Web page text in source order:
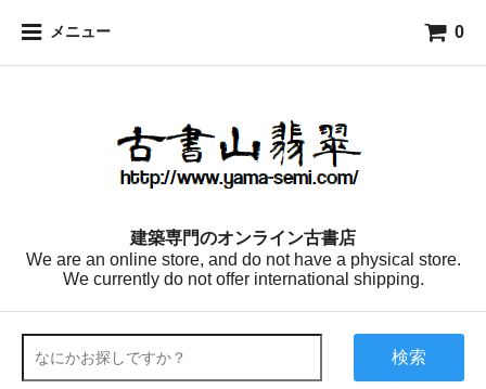
メニュー 0
建築専門のオンライン古書店
We are an online store, and do not have a physical store.
We currently do not offer international shipping.
検索